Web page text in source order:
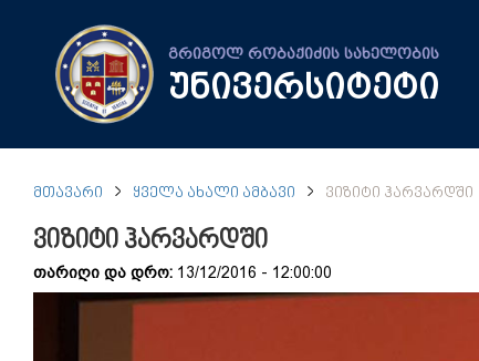
გრიგოლ რობაქიძის სახელობის
უნივერსიტეტი
ᲛᲗᲐᲕᲐᲠᲘ ᲧᲕᲔᲚᲐ ᲐᲮᲐᲚᲘ ᲐᲛᲑᲐᲕᲘ ᲕᲘᲖᲘᲢᲘ ᲰᲐᲠᲕᲐᲠᲓᲨᲘ
ვიზიტი ჰარვარდში
თარიღი და დრო: 13/12/2016 - 12:00:00